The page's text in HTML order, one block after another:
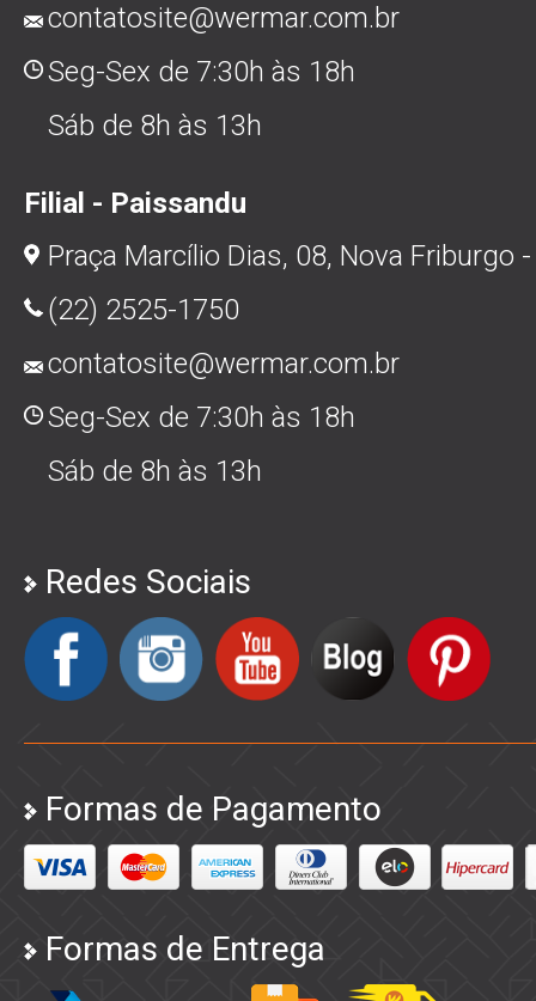
contatosite@wermar.com.br
Seg-Sex de 7:30h às 18h
Sáb de 8h às 13h
Filial - Paissandu
Praça Marcílio Dias, 08, Nova Friburgo
(22) 2525-1750
contatosite@wermar.com.br
Seg-Sex de 7:30h às 18h
Sáb de 8h às 13h
Redes Sociais
Formas de Pagamento
Formas de Entrega